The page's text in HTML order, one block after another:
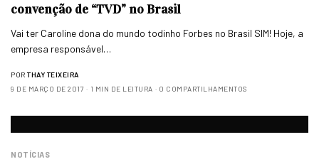
convenção de “TVD” no Brasil
Vai ter Caroline dona do mundo todinho Forbes no Brasil SIM! Hoje, a
empresa responsável…
POR THAY TEIXEIRA
9 DE MARÇO DE 2017
1 MIN DE LEITURA 0 COMPARTILHAMENTOS
NOTÍCIAS